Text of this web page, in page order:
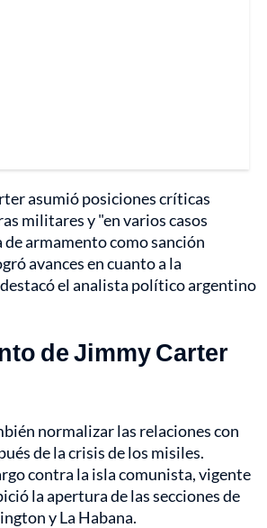
asumió posiciones críticas
militares y "en varios casos
armamento como sanción
avances en cuanto a la
el analista político argentino
de Jimmy Carter
normalizar las relaciones con
de la crisis de los misiles.
contra la isla comunista, vigente
la apertura de las secciones de
y La Habana.